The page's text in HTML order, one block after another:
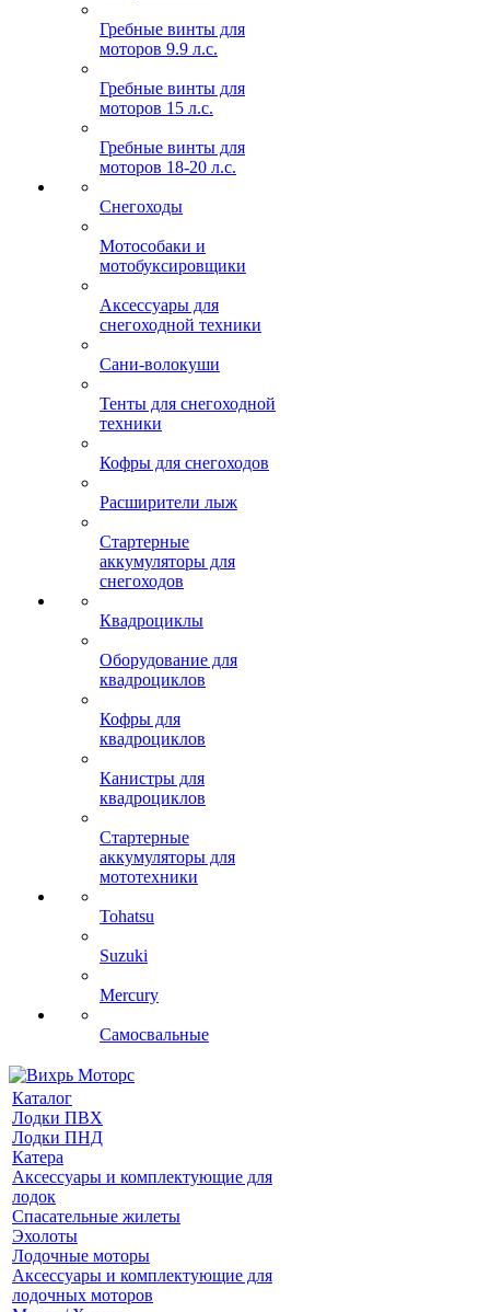
Гребные винты для
моторов 9.9 л.с.
Гребные винты для
моторов 15 л.с.
Гребные винты для
моторов 18-20 л.с.
Снегоходы
Мотособаки и
мотобуксировщики
Аксессуары для
снегоходной техники
Сани-волокуши
Тенты для снегоходной
техники
Кофры для снегоходов
Расширители лыж
Стартерные
аккумуляторы для
снегоходов
Квадроциклы
Оборудование для
квадроциклов
Кофры для
квадроциклов
Канистры для
квадроциклов
Стартерные
аккумуляторы для
мототехники
Tohatsu
Suzuki
Mercury
Самосвальные
Каталог
Лодки ПВХ
Лодки ПНД
Катера
Аксессуары и комплектующие для
лодок
Спасательные жилеты
Эхолоты
Лодочные моторы
Аксессуары и комплектующие для
лодочных моторов